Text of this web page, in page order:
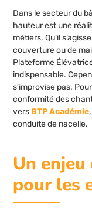
Dans le secteur du
hauteur est une
métiers. Qu’il
couverture ou de
Plateforme
indispensable.
s’improvise pas.
conformité des
vers BTP Académie
conduite de nacelle.
Un
pour les